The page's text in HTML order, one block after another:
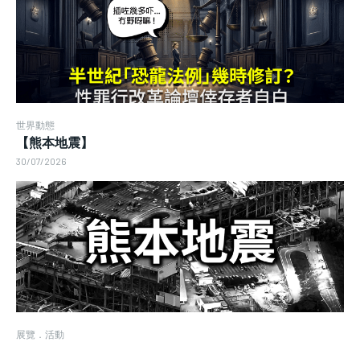
世界動態
【熊本地震】
30/07/2026
展覽．活動